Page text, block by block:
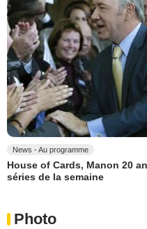
News - Au programme
House of Cards, Manon 20
séries de la semaine
Photo